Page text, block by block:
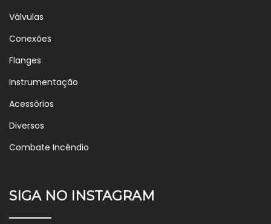
Válvulas
Conexões
Flanges
Instrumentação
Acessórios
Diversos
Combate Incêndio
SIGA NO INSTAGRAM